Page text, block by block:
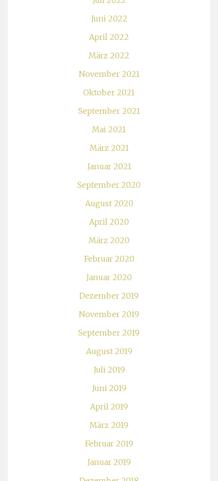
Juni 2022
April 2022
März 2022
November 2021
Oktober 2021
September 2021
Mai 2021
März 2021
Januar 2021
September 2020
August 2020
April 2020
März 2020
Februar 2020
Januar 2020
Dezember 2019
November 2019
September 2019
August 2019
Juli 2019
Juni 2019
April 2019
März 2019
Februar 2019
Januar 2019